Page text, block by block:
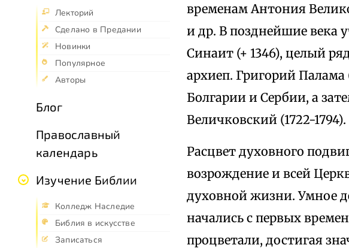
Лекторий
Сделано в Предании
Новинки
Популярное
Авторы
Блог
Православный
календарь
Изучение Библии
Колледж Наследие
Библия в искусстве
Записаться
временам Антония
и др. В позднейшие века
Синаит (+ 1346), целый
архиеп. Григорий Палама
Болгарии и Сербии, а
Величковский (1722-1794).
Расцвет духовного
возрождение и всей
духовной жизни. Умное
начались с первых
процветали, достигая